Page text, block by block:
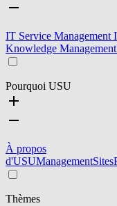
IT Service Management
Knowledge Management
Pourquoi USU
À propos
d'USUManagementSites
Thèmes